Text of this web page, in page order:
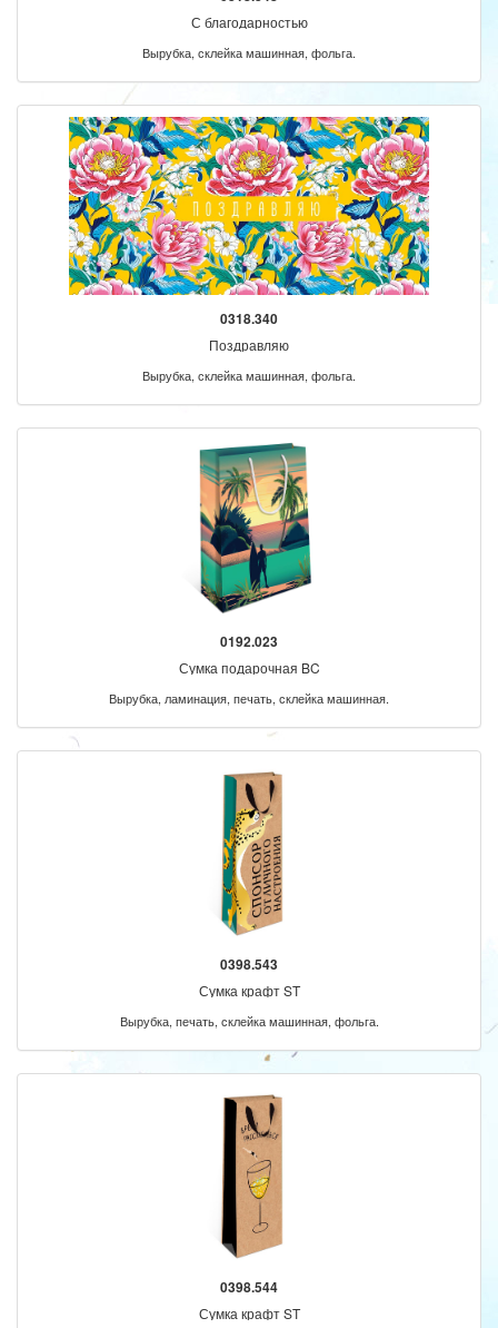
С благодарностью
Вырубка, склейка машинная, фольга.
0318.340
Поздравляю
Вырубка, склейка машинная, фольга.
0192.023
Сумка подарочная BC
Вырубка, ламинация, печать, склейка машинная.
0398.543
Сумка крафт ST
Вырубка, печать, склейка машинная, фольга.
0398.544
Сумка крафт ST